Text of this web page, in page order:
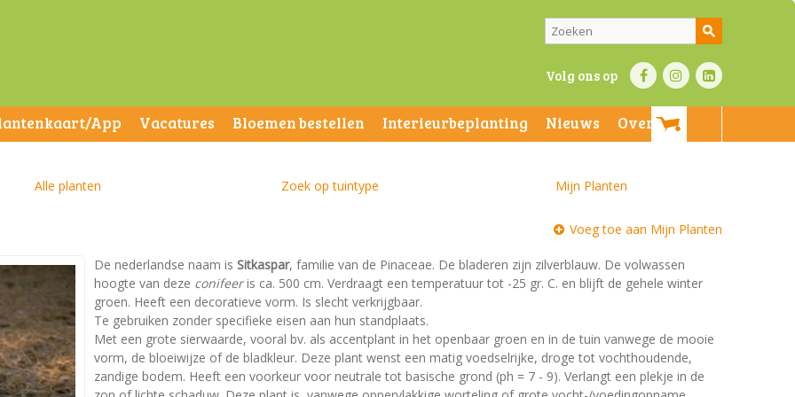
Volg ons op
App Vacatures Bloemen bestellen Interieurbeplanting Nieuws
Over ons
Alle planten Zoek op tuintype Mijn Planten
Voeg toe aan Mijn Planten
De nederlandse naam is Sitkaspar, familie van de Pinaceae. De bladeren zijn zilverblauw. De volwassen
hoogte van deze conifeeris ca. 500 cm. Verdraagt een temperatuur tot -25 gr. C. en blijft de gehele winter
groen. Heeft een decoratieve vorm. Is slecht verkrijgbaar.
Te gebruiken zonder specifieke eisen aan hun standplaats.
Met een grote sierwaarde, vooral bv. als accentplant in het openbaar groen en in de tuin vanwege de mooie
vorm, de bloeiwijze of de bladkleur. Deze plant wenst een matig voedselrijke, droge tot vochthoudende,
zandige bodem. Heeft een voorkeur voor neutrale tot basische grond (ph = 7 - 9). Verlangt een plekje in de